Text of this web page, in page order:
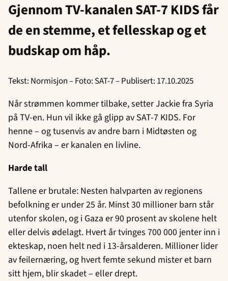
Gjennom TV-kanalen SAT-7 KIDS får
de en stemme, et fellesskap og et
budskap om håp.
Tekst: Normisjon – Foto: SAT-7 – Publisert: 17.10.2025
Når strømmen kommer tilbake, setter Jackie fra Syria
på TV-en. Hun vil ikke gå glipp av SAT-7 KIDS. For
henne – og tusenvis av andre barn i Midtøsten og
Nord-Afrika – er kanalen en livline.
Harde tall
Tallene er brutale: Nesten halvparten av regionens
befolkning er under 25 år. Minst 30 millioner barn står
utenfor skolen, og i Gaza er 90 prosent av skolene helt
eller delvis ødelagt. Hvert år tvinges 700 000 jenter inn i
ekteskap, noen helt ned i 13-årsalderen. Millioner lider
av feilernæring, og hvert femte sekund mister et barn
sitt hjem, blir skadet – eller drept.